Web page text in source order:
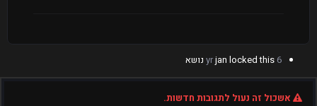
6 yr
jan locked this נושא
אשכול זה נעול לתגובות חדשות.